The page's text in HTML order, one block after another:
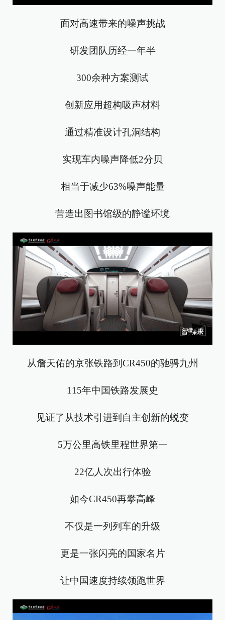
面对高速带来的噪声挑战
研发团队历经一年半
300余种方案测试
创新应用超构吸声材料
通过精准设计孔洞结构
实现车内噪声降低2分贝
相当于减少63%噪声能量
营造出图书馆级的静谧环境
从詹天佑的京张铁路到CR450的驰骋九州
115年中国铁路发展史
见证了从技术引进到自主创新的蜕变
5万公里高铁里程世界第一
22亿人次出行体验
如今CR450再攀高峰
不仅是一列列车的升级
更是一张闪亮的国家名片
让中国速度持续领跑世界